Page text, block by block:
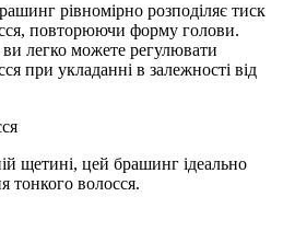
рівномірно розподіляє тиск
повторюючи форму голови.
легко можете регулювати
при укладанні в залежності від
щетині, цей брашинг ідеально
тонкого волосся.